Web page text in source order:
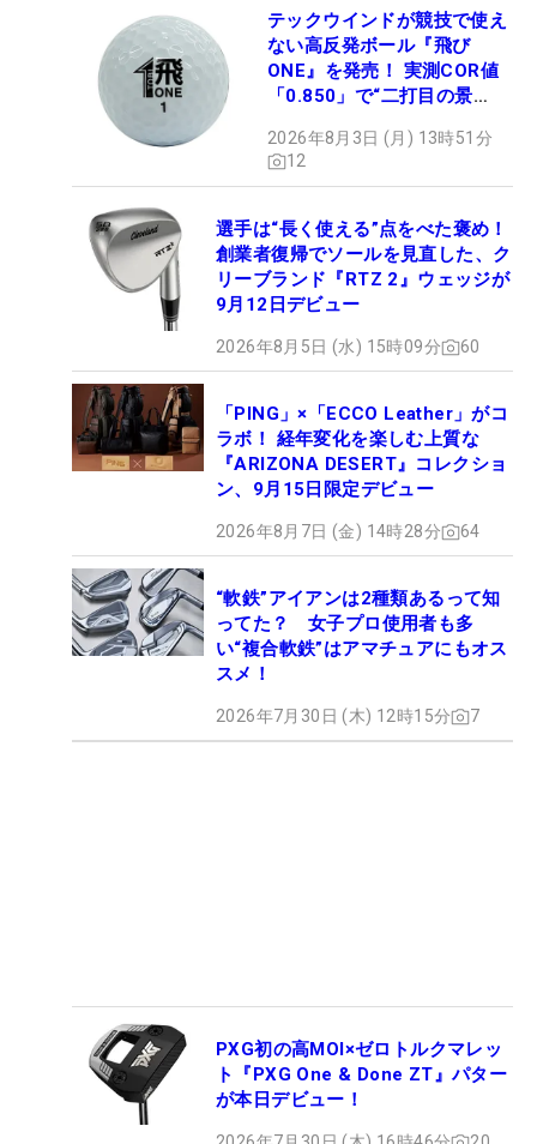
テックウインドが競技で使え
ない高反発ボール『飛び
ONE』を発売！ 実測COR値
「0.850」で“二打目の景
2026年8月3日 (月) 13時51分
12
選手は“長く使える”点をべた褒め！
創業者復帰でソールを見直した、ク
リーブランド『RTZ 2』ウェッジが
9月12日デビュー
2026年8月5日 (水) 15時09分 60
「PING」×「ECCO Leather」がコ
ラボ！ 経年変化を楽しむ上質な
『ARIZONA DESERT』コレクショ
ン、9月15日限定デビュー
2026年8月7日 (金) 14時28分 64
“軟鉄”アイアンは2種類あるって知
ってた？ 女子プロ使用者も多
い“複合軟鉄”はアマチュアにもオス
スメ！
2026年7月30日 (木) 12時15分 7
PXG初の高MOI×ゼロトルクマレッ
ト『PXG One & Done ZT』パター
が本日デビュー！